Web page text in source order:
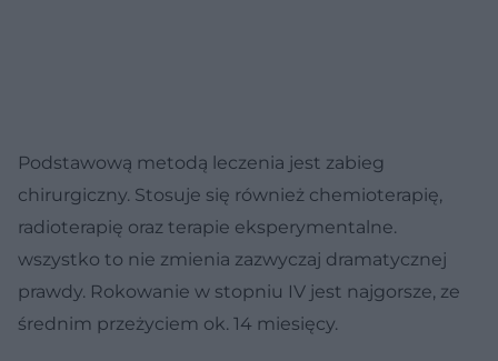
Podstawową metodą leczenia jest zabieg
chirurgiczny. Stosuje się również chemioterapię,
radioterapię oraz terapie eksperymentalne.
wszystko to nie zmienia zazwyczaj dramatycznej
prawdy. Rokowanie w stopniu IV jest najgorsze, ze
średnim przeżyciem ok. 14 miesięcy.